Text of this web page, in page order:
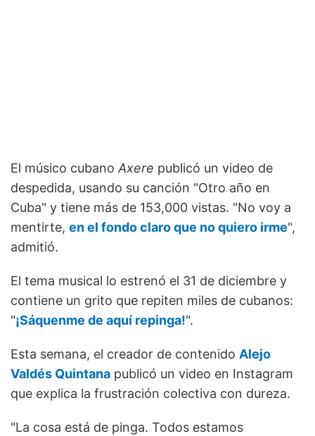
El músico cubanoAxere publicó un video de
despedida, usando su canción "Otro año en
Cuba" y tiene más de 153,000 vistas. "No voy a
mentirte, en el fondo claro que no quiero irme",
admitió.
El tema musical lo estrenó el 31 de diciembre y
contiene un grito que repiten miles de cubanos:
"¡Sáquenme de aquí repinga!".
Esta semana, el creador de contenido Alejo
Valdés Quintana publicó un video en Instagram
que explica la frustración colectiva con dureza.
"La cosa está de pinga. Todos estamos